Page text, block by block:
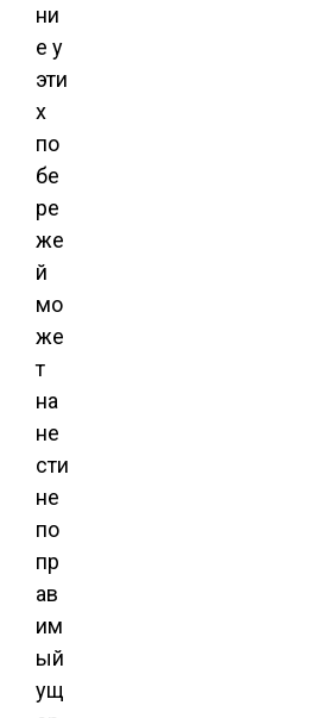
ни
е у
эти
х
по
бе
ре
же
й
мо
же
т
на
не
сти
не
по
пр
ав
им
ый
ущ